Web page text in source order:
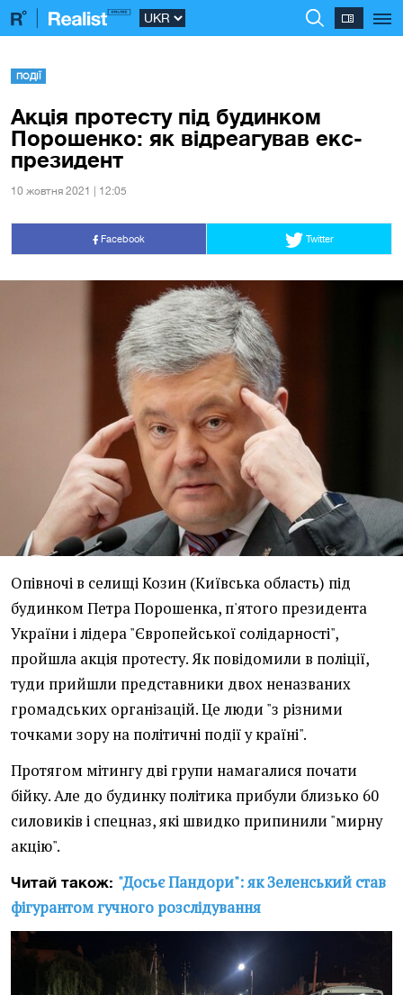
ПОДІЇ
Акція протесту під будинком
Порошенко: як відреагував екс-
президент
10 жовтня 2021 | 12:05
Facebook Twitter
Опівночі в селищі Козин (Київська область) під
будинком Петра Порошенка, п'ятого президента
України і лідера "Європейської солідарності",
пройшла акція протесту. Як повідомили в поліції,
туди прийшли представники двох неназваних
громадських організацій. Це люди "з різними
точками зору на політичні події у країні".
Протягом мітингу дві групи намагалися почати
бійку. Але до будинку політика прибули близько 60
силовиків і спецназ, які швидко припинили "мирну
акцію".
Читай також: "Досьє Пандори": як Зеленський став
фігурантом гучного розслідування